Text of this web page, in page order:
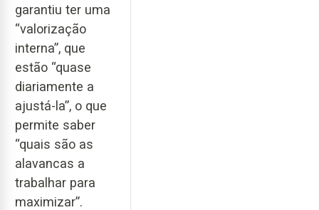
garantiu ter uma
“valorização
interna”, que
estão “quase
diariamente a
ajustá-la”, o que
permite saber
“quais são as
alavancas a
trabalhar para
maximizar”.